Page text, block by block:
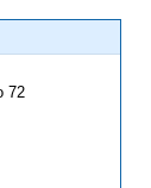
72